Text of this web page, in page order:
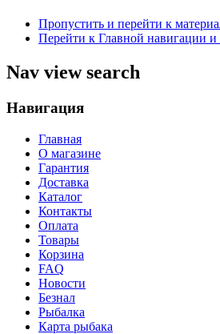
Пропустить и перейти к
Перейти к Главной навигации
Nav view search
Навигация
Главная
О магазине
Гарантия
Доставка
Каталог
Контакты
Оплата
Товары
Корзина
FAQ
Новости
Безнал
Рыбалка
Карта рыбака